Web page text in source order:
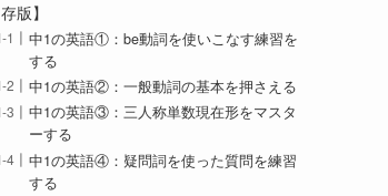
存版】
中1の英語①：be動詞を使いこなす練習を
する
中1の英語②：一般動詞の基本を押さえる
中1の英語③：三人称単数現在形をマスタ
ーする
中1の英語④：疑問詞を使った質問を練習
する